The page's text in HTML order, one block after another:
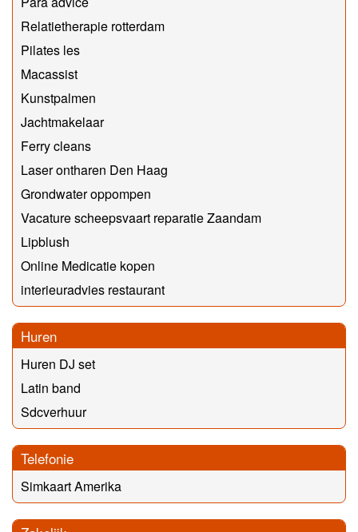
Relatietherapie rotterdam
Pilates les
Macassist
Kunstpalmen
Jachtmakelaar
Ferry cleans
Laser ontharen Den Haag
Grondwater oppompen
Vacature scheepsvaart reparatie Zaandam
Lipblush
Online Medicatie kopen
interieuradvies restaurant
Huren
Huren DJ set
Latin band
Sdcverhuur
Telefonie
Simkaart Amerika